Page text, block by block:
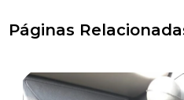
Páginas